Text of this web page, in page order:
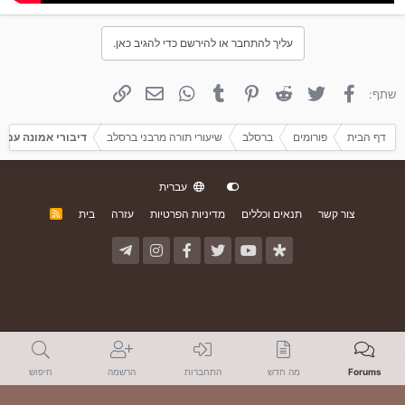
עליך להתחבר או להירשם כדי להגיב כאן.
שתף: פייסבוק טוויטר Reddit פינטרסט Tumblr
WhatsApp
אימייל
דף הבית פורומים ברסלב שיעורי תורה מרבני ברסלב דיבורי אמונה
עברית
צור קשר
תנאים וכללים מדיניות הפרטיות עזרה בית
R
Forums מה חדש התחברות הרשמה חיפוש